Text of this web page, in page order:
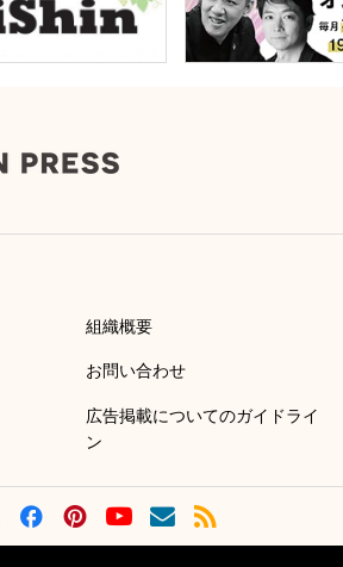
組織概要
お問い合わせ
広告掲載についてのガイドライ
ン